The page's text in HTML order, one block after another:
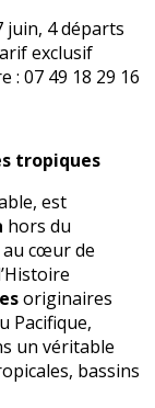
juin, 4 départs
exclusif
: 07 49 18 29 16
tropiques
est
hors du
au cœur de
originaires
Pacifique,
un véritable
bassins